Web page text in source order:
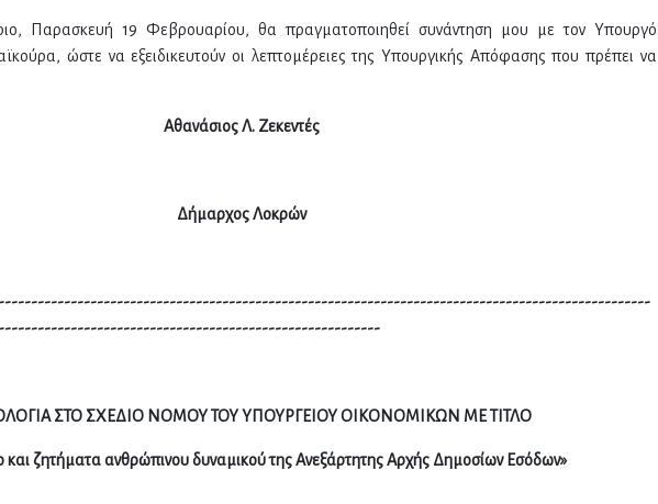
Παρασκευή 19 Φεβρουαρίου, θα πραγματοποιηθεί συνάντηση μου με τον Υπουργό
ώστε να εξειδικευτούν οι λεπτομέρειες της Υπουργικής Απόφασης που πρέπει να
Αθανάσιος Λ. Ζεκεντές
Δήμαρχος Λοκρών
ΣΤΟ ΣΧΕΔΙΟ ΝΟΜΟΥ ΤΟΥ ΥΠΟΥΡΓΕΙΟΥ ΟΙΚΟΝΟΜΙΚΩΝ ΜΕ ΤΙΤΛΟ
και ζητήματα ανθρώπινου δυναμικού της Ανεξάρτητης Αρχής Δημοσίων Εσόδων»